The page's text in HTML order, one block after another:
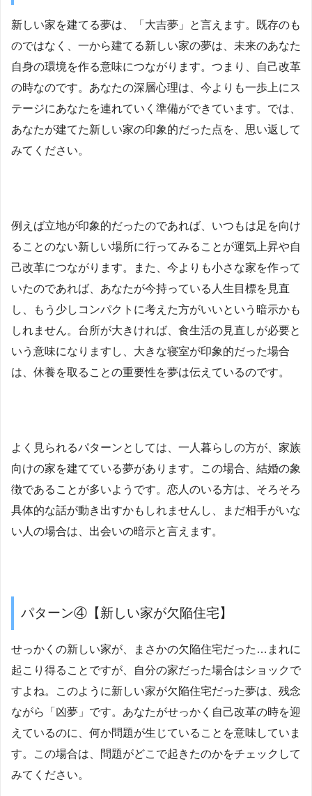
新しい家を建てる夢は、「大吉夢」と言えます。既存のも
のではなく、一から建てる新しい家の夢は、未来のあなた
自身の環境を作る意味につながります。つまり、自己改革
の時なのです。あなたの深層心理は、今よりも一歩上にス
テージにあなたを連れていく準備ができています。では、
あなたが建てた新しい家の印象的だった点を、思い返して
みてください。
例えば立地が印象的だったのであれば、いつもは足を向け
ることのない新しい場所に行ってみることが運気上昇や自
己改革につながります。また、今よりも小さな家を作って
いたのであれば、あなたが今持っている人生目標を見直
し、もう少しコンパクトに考えた方がいいという暗示かも
しれません。台所が大きければ、食生活の見直しが必要と
いう意味になりますし、大きな寝室が印象的だった場合
は、休養を取ることの重要性を夢は伝えているのです。
よく見られるパターンとしては、一人暮らしの方が、家族
向けの家を建てている夢があります。この場合、結婚の象
徴であることが多いようです。恋人のいる方は、そろそろ
具体的な話が動き出すかもしれませんし、まだ相手がいな
い人の場合は、出会いの暗示と言えます。
パターン④【新しい家が欠陥住宅】
せっかくの新しい家が、まさかの欠陥住宅だった…まれに
起こり得ることですが、自分の家だった場合はショックで
すよね。このように新しい家が欠陥住宅だった夢は、残念
ながら「凶夢」です。あなたがせっかく自己改革の時を迎
えているのに、何か問題が生じていることを意味していま
す。この場合は、問題がどこで起きたのかをチェックして
みてください。